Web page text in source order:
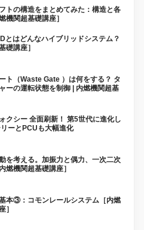
トの構造をまとめてみた：構造と各
機関超基礎講座］
とはどんなハイブリッドシステム？
礎講座］
ト（Waste Gate ）は何をする？ タ
ーの運転状態を制御 | 内燃機関超基
クシー 全面刷新！ 第5世代に進化し
ーとPCUも大幅進化
を考える。加振力と偶力、一次二次
機関超基礎講座］
本③：コモンレールシステム［内燃
］